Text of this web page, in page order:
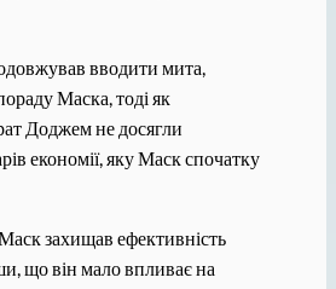
вводити мита,
Маска, тоді як
Доджем не досягли
економії, яку Маск спочатку
захищав ефективність
що він мало впливає на